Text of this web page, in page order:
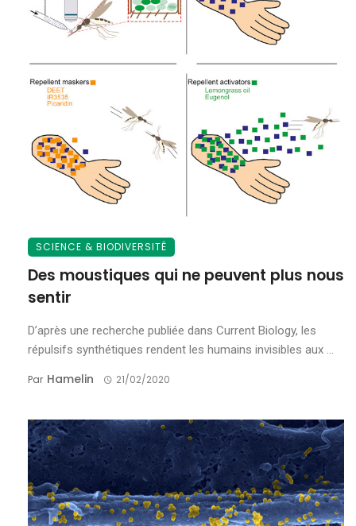
SCIENCE & BIODIVERSITÉ
Des moustiques qui ne peuvent plus nous
sentir
D’après une recherche publiée dans Current Biology, les
répulsifs synthétiques rendent les humains invisibles aux ...
Par Hamelin 21/02/2020